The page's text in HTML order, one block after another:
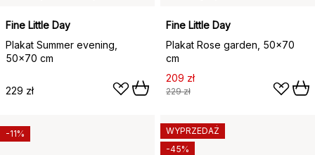
Fine Little Day
Plakat Summer evening,
50x70 cm
229 zł
Fine Little Day
Plakat Rose garden, 50x70
cm
209 zł
229 zł
-11%
WYPRZEDAŻ
-45%